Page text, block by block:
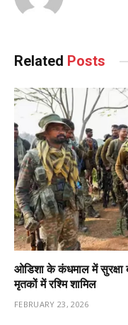
Related Posts
ओडिशा के कंधमाल में सुरक्षा
मृतकों में रश्मि शामिल
FEBRUARY 23, 2026